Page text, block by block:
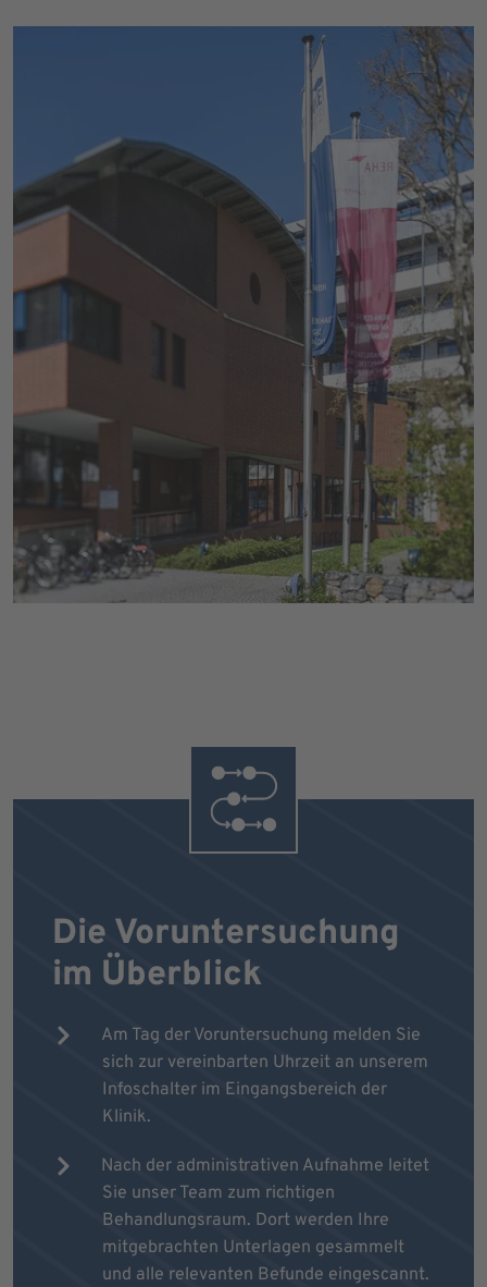
Die Voruntersuchung
im Überblick
Am Tag der Voruntersuchung melden Sie
sich zur vereinbarten Uhrzeit an unserem
Infoschalter im Eingangsbereich der
Klinik.
Nach der administrativen Aufnahme leitet
Sie unser Team zum richtigen
Behandlungsraum. Dort werden Ihre
mitgebrachten Unterlagen gesammelt
und alle relevanten Befunde eingescannt.